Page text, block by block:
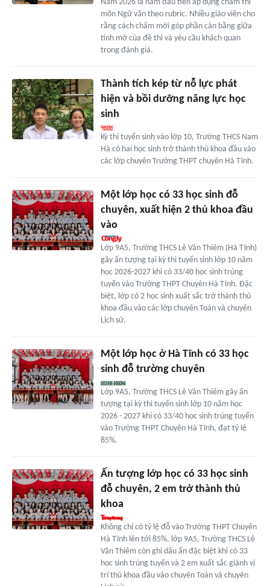
Năm 2026 là năm đầu tiên áp dụng chấm thi
môn Ngữ văn theo rubric. Nhiều giáo viên cho
rằng cách chấm mới góp phần cân bằng giữa
tính mở của đề thi và yêu cầu khách quan
trong đánh giá.
Thành tích kép từ nỗ lực phát
hiện và bồi dưỡng năng lực học
sinh
Kỳ thi tuyển sinh vào lớp 10, Trường THCS Nam
Hà có hai học sinh trở thành thủ khoa đầu vào
các lớp chuyên Trường THPT chuyên Hà Tĩnh.
Một lớp học có 33 học sinh đỗ
chuyên, xuất hiện 2 thủ khoa đầu
vào
Lớp 9A5, Trường THCS Lê Văn Thiêm (Hà Tĩnh)
gây ấn tượng tại kỳ thi tuyển sinh lớp 10 năm
học 2026-2027 khi có 33/40 học sinh trúng
tuyển vào Trường THPT Chuyên Hà Tĩnh. Đặc
biệt, lớp có 2 học sinh xuất sắc trở thành thủ
khoa đầu vào các lớp chuyên Toán và chuyên
Lịch sử.
Một lớp học ở Hà Tĩnh có 33 học
sinh đỗ trường chuyên
Lớp 9A5, Trường THCS Lê Văn Thiêm gây ấn
tượng tại kỳ thi tuyển sinh lớp 10 năm học
2026 - 2027 khi có 33/40 học sinh trúng tuyển
vào Trường THPT Chuyên Hà Tĩnh, đạt tỷ lệ
85%.
Ấn tượng lớp học có 33 học sinh
đỗ chuyên, 2 em trở thành thủ
khoa
Không chỉ có tỷ lệ đỗ vào Trường THPT Chuyên
Hà Tĩnh lên tới 85%, lớp 9A5, Trường THCS Lê
Văn Thiêm còn ghi dấu ấn đặc biệt khi có 33
học sinh trúng tuyển và 2 em xuất sắc giành vị
trí thủ khoa đầu vào chuyên Toán và chuyên